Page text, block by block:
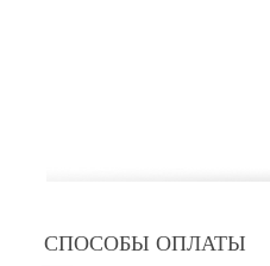
СПОСОБЫ ОПЛАТЫ